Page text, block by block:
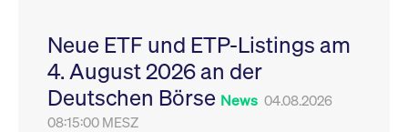
Neue ETF und ETP-Listings am
4. August 2026 an der
Deutschen Börse News 04.08.2026
08:15:00 MESZ